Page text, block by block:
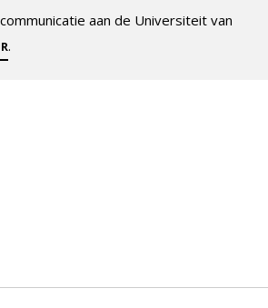
aan de Universiteit van
.